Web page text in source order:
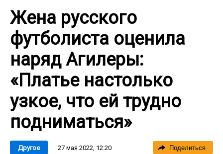
Жена русского
футболиста оценила
наряд Агилеры:
«Платье настолько
узкое, что ей трудно
подниматься»
Другое 27 мая 2022, 12:20 Поделиться